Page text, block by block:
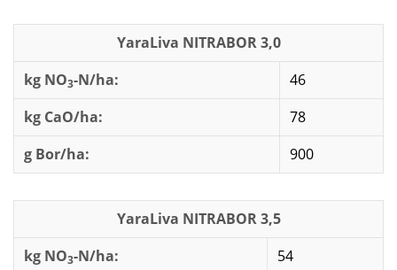
YaraLiva NITRABOR 3,0
kg NO3-N/ha:
46
kg CaO/ha:
78
g Bor/ha:
900
YaraLiva NITRABOR 3,5
kg NO3-N/ha:
54